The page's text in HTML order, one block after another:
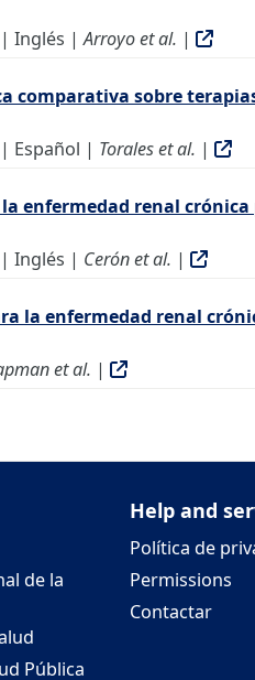
| Inglés |Arroyo et al. |
comparativa sobre
Español | Torales et al. |
la enfermedad renal
Inglés | Cerón et al. |
la enfermedad renal
et al. |
de la
Pública
Help and
Política de
Permissions
Contactar